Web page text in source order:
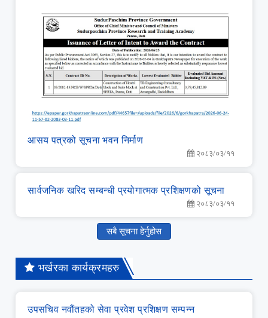
आसय पत्रको सूचना भवन निर्माण
२०८३/०३/११
सार्वजनिक खरिद सम्‍बन्‍धी प्रयोगात्‍मक प्रशिक्षणको सूचना
२०८३/०३/११
सबै सूचना हेर्नुहोस
भर्खरका कार्यक्रमहरु
उपसचिव नवौंतहको सेवा प्रवेश प्रशिक्षण सम्‍पन्‍न